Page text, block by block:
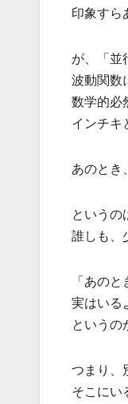
印象すら
が、「並
波動関数
数学的必
インチキ
あのとき
というの
誰しも、
「あの
実はいる
というの
つまり、
そこにい